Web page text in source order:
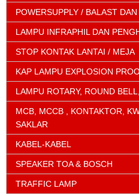
POWERSUPPLY / BALAST
LAMPU INFRAPHIL DAN
STOP KONTAK LANTAI / MEJA
KAP LAMPU EXPLOSION
LAMPU ROTARY, ROUND
MCB, MCCB , KONTAKTOR,
SAKLAR
KABEL-KABEL
SPEAKER TOA & BOSCH
TRAFFIC LAMP